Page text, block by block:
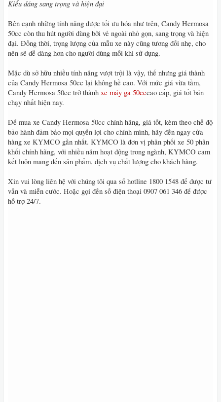
Kiểu dáng sang trọng và hiện đại
Bên cạnh những tính năng được tối ưu hóa như trên, Candy Hermosa
50cc còn thu hút người dùng bởi vẻ ngoài nhỏ gọn, sang trọng và hiện
đại. Đồng thời, trọng lượng của mẫu xe này cũng tương đối nhẹ, cho
nên sẽ dễ dàng hơn cho người dùng mỗi khi sử dụng.
Mặc dù sở hữu nhiều tính năng vượt trội là vậy, thế nhưng giá thành
của Candy Hermosa 50cc lại không hề cao. Với mức giá vừa tầm,
Candy Hermosa 50cc trở thành xe máy ga 50cccao cấp, giá tốt bán
chạy nhất hiện nay.
Để mua xe Candy Hermosa 50cc chính hãng, giá tốt, kèm theo chế độ
bảo hành đảm bảo mọi quyền lợi cho chính mình, hãy đến ngay cửa
hàng xe KYMCO gần nhất. KYMCO là đơn vị phân phối xe 50 phân
khối chính hãng, với nhiều năm hoạt động trong ngành, KYMCO cam
kết luôn mang đến sản phẩm, dịch vụ chất lượng cho khách hàng.
Xin vui lòng liên hệ với chúng tôi qua số hotline 1800 1548 để được tư
vấn và miễn cước. Hoặc gọi đến số điện thoại 0907 061 346 để được
hỗ trợ 24/7.